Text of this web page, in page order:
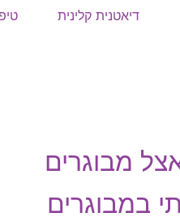
דיאטנית קלינית
מבוגרים
במבוגרים